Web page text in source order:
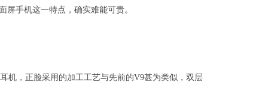
屏手机这一特点，确实难能可贵。
机，正脸采用的加工工艺与先前的V9甚为类似，双层